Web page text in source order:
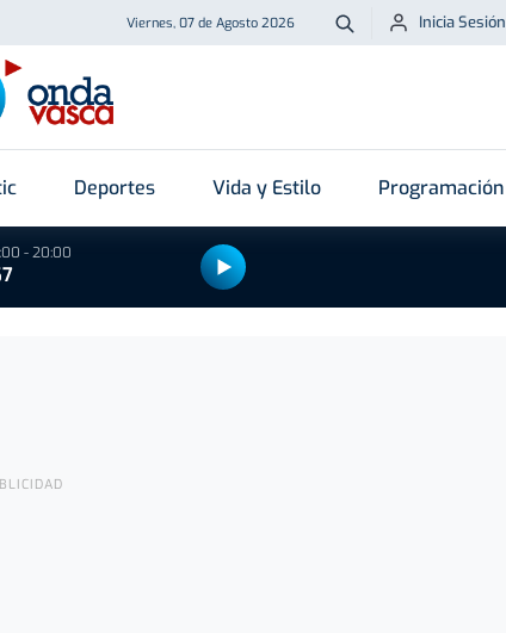
Viernes, 07 de Agosto 2026 Buscar
Inicia Sesión
Deportes Vida y Estilo Programación
- 20:00